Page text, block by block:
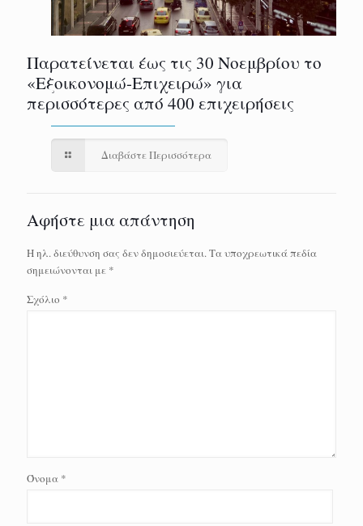
Παρατείνεται έως τις 30 Νοεμβρίου το
«Εξοικονομώ-Επιχειρώ» για
περισσότερες από 400 επιχειρήσεις
Διαβάστε Περισσότερα
Αφήστε μια απάντηση
Η ηλ. διεύθυνση σας δεν δημοσιεύεται.Τα υποχρεωτικά πεδία
σημειώνονται με *
Σχόλιο *
Όνομα *